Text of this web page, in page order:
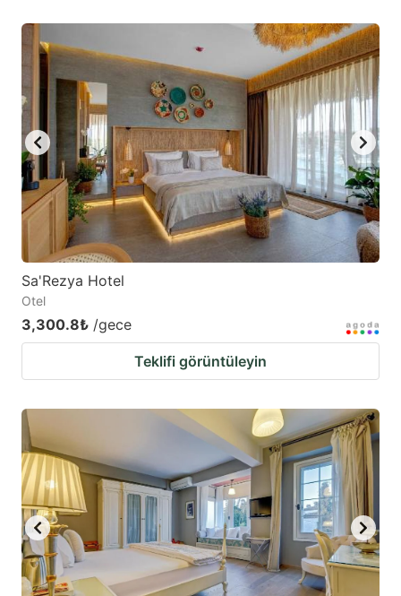
Sa'Rezya Hotel
Otel
3,300.8₺ /gece
Teklifi görüntüleyin